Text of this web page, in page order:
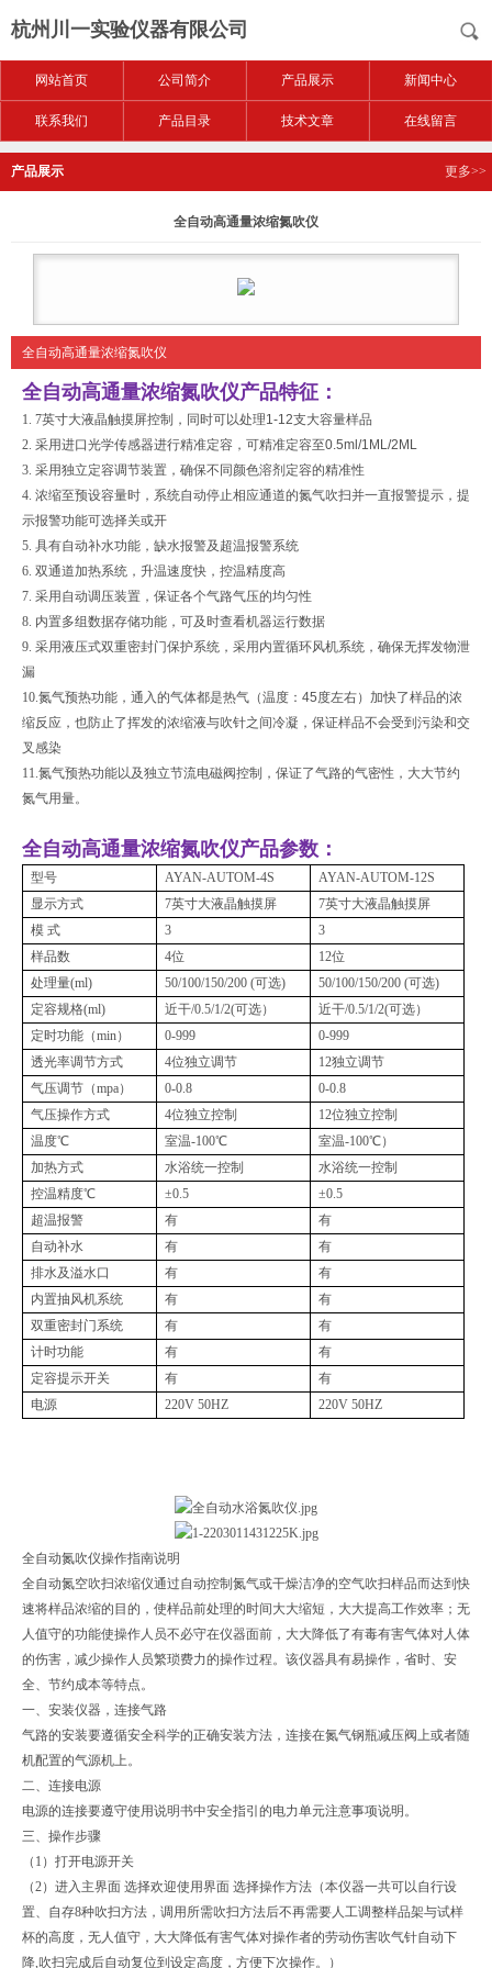
杭州川一实验仪器有限公司
网站首页 公司简介 产品展示 新闻中心
联系我们 产品目录 技术文章 在线留言
产品展示 更多>>
全自动高通量浓缩氮吹仪
全自动高通量浓缩氮吹仪
全自动高通量浓缩氮吹仪产品特征：
1. 7英寸大液晶触摸屏控制，同时可以处理1-12支大容量样品
2. 采用进口光学传感器进行精准定容，可精准定容至0.5ml/1ML/2ML
3. 采用独立定容调节装置，确保不同颜色溶剂定容的精准性
4. 浓缩至预设容量时，系统自动停止相应通道的氮气吹扫并一直报警提示，提
示报警功能可选择关或开
5. 具有自动补水功能，缺水报警及超温报警系统
6. 双通道加热系统，升温速度快，控温精度高
7. 采用自动调压装置，保证各个气路气压的均匀性
8. 内置多组数据存储功能，可及时查看机器运行数据
9. 采用液压式双重密封门保护系统，采用内置循环风机系统，确保无挥发物泄
漏
10. 氮气预热功能，通入的气体都是热气（温度： 45度左右）加快了样品的浓
缩反应，也防止了挥发的浓缩液与吹针之间冷凝，保证样品不会受到污染和交
叉感染
11. 氮气预热功能以及独立节流电磁阀控制，保证了气路的气密性，大大节约
氮气用量。
全自动高通量浓缩氮吹仪产品参数：
型号 AYAN-AUTOM-4S
AYAN-AUTOM-12S
显示方式
7英寸大液晶触摸屏
7英寸大液晶触摸屏
模 式
3
3
样品数
4位
12位
处理量(ml)
50/100/150/200 (可选)
50/100/150/200 (可选)
定容规格(ml)
近干/0.5/1/2(可选）
近干/0.5/1/2(可选）
定时功能（min）
0-999
0-999
透光率调节方式
4位独立调节
12独立调节
气压调节（mpa）
0-0.8
0-0.8
气压操作方式
4位独立控制
12位独立控制
温度℃
室温-100℃
室温-100℃）
加热方式
水浴统一控制
水浴统一控制
控温精度℃
±0.5
±0.5
超温报警
有
有
自动补水
有
有
排水及溢水口
有
有
内置抽风机系统
有
有
双重密封门系统
有
有
计时功能
有
有
定容提示开关
有
有
电源
220V 50HZ 220V 50HZ
全自动氮吹仪操作指南说明
全自动氮空吹扫浓缩仪通过自动控制氮气或干燥洁净的空气吹扫样品而达到快
速将样品浓缩的目的，使样品前处理的时间大大缩短，大大提高工作效率；无
人值守的功能使操作人员不必守在仪器面前，大大降低了有毒有害气体对人体
的伤害，减少操作人员繁琐费力的操作过程。该仪器具有易操作，省时、安
全、节约成本等特点。
一、安装仪器，连接气路
气路的安装要遵循安全科学的正确安装方法，连接在氮气钢瓶减压阀上或者随
机配置的气源机上。
二、连接电源
电源的连接要遵守使用说明书中安全指引的电力单元注意事项说明。
三、操作步骤
（1）打开电源开关
（2）进入主界面 选择欢迎使用界面 选择操作方法（本仪器一共可以自行设
置、自存8种吹扫方法，调用所需吹扫方法后不再需要人工调整样品架与试样
杯的高度，无人值守，大大降低有害气体对操作者的劳动伤害吹气针自动下
降,吹扫完成后自动复位到设定高度，方便下次操作。）